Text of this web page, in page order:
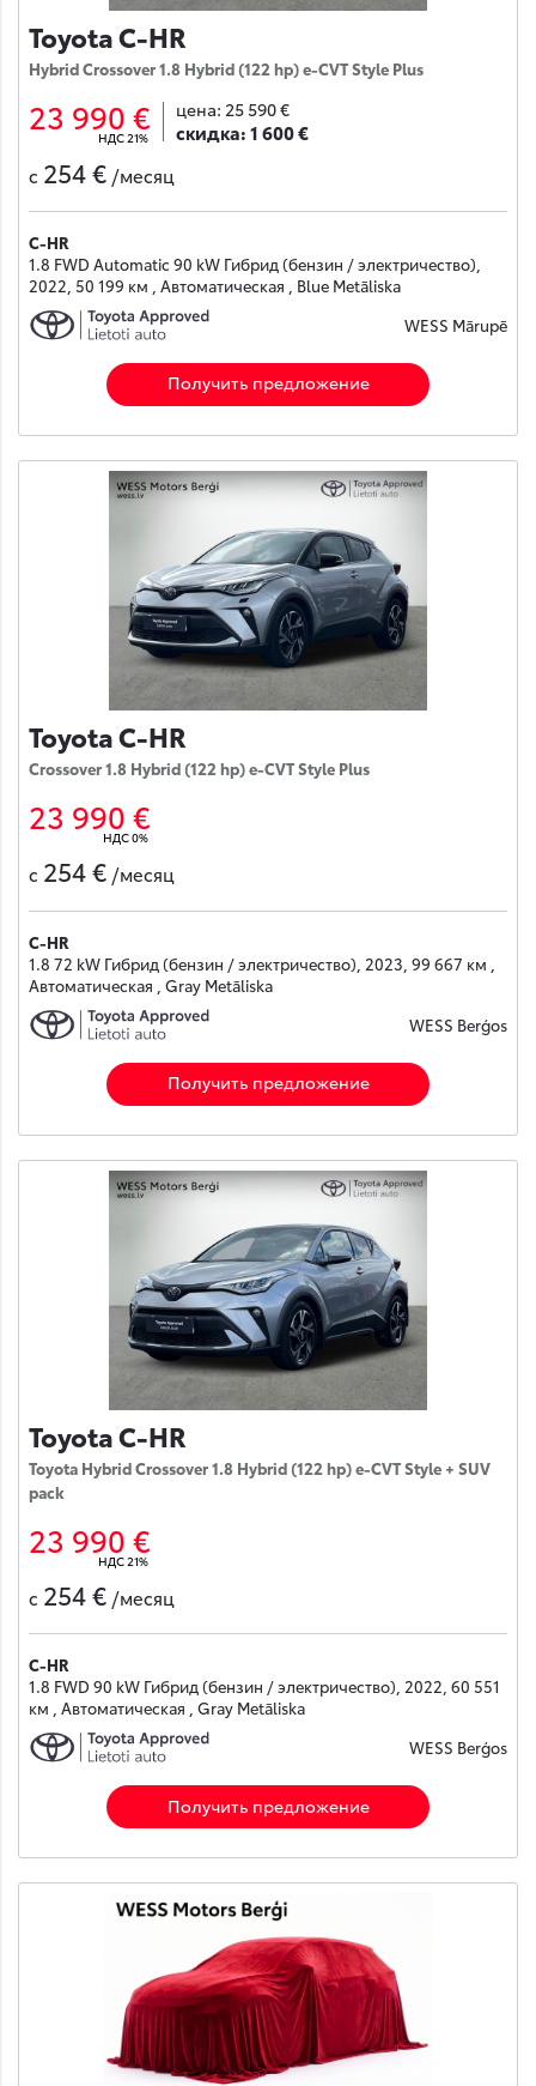
Toyota C-HR
Hybrid Crossover 1.8 Hybrid (122 hp) e-CVT Style Plus
23 990 €
НДС 21%
цена: 25 590 €
скидка:1 600 €
с 254 € /месяц
C-HR
1.8 FWD Automatic 90 kW Гибрид (бензин / электричество),
2022, 50 199 км , Автоматическая , Blue Metāliska
WESS Mārupē
Получить предложение
Toyota C-HR
Crossover 1.8 Hybrid (122 hp) e-CVT Style Plus
23 990 €
НДС 0%
с 254 € /месяц
C-HR
1.8 72 kW Гибрид (бензин / электричество), 2023, 99 667 км ,
Автоматическая , Gray Metāliska
WESS Berģos
Получить предложение
Toyota C-HR
Toyota Hybrid Crossover 1.8 Hybrid (122 hp) e-CVT Style + SUV
pack
23 990 €
НДС 21%
с 254 € /месяц
C-HR
1.8 FWD 90 kW Гибрид (бензин / электричество), 2022, 60 551
км , Автоматическая , Gray Metāliska
WESS Berģos
Получить предложение